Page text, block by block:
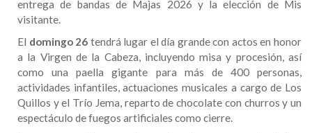
entrega de bandas de Majas 2026 y la elección de Mis
visitante.
El domingo 26 tendrá lugar el día grande con actos en honor
a la Virgen de la Cabeza, incluyendo misa y procesión, así
como una paella gigante para más de 400 personas,
actividades infantiles, actuaciones musicales a cargo de Los
Quillos y el Trío Jema, reparto de chocolate con churros y un
espectáculo de fuegos artificiales como cierre.